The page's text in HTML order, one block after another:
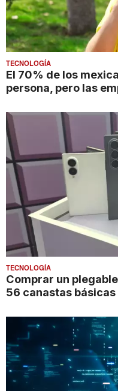
TECNOLOGÍA
El 70% de los
persona, pero las
TECNOLOGÍA
Comprar un
56 canastas básicas